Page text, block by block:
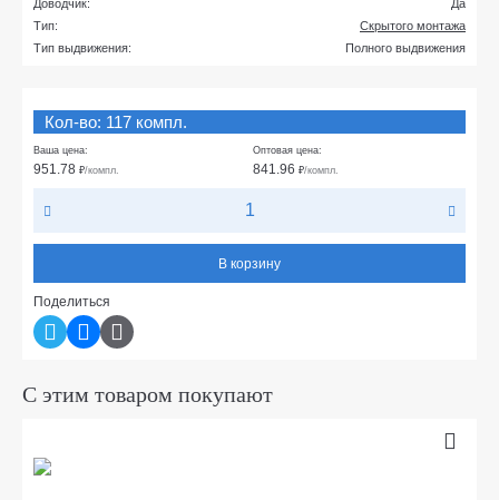
Доводчик:
Да
Тип:
Скрытого монтажа
Тип выдвижения:
Полного выдвижения
Кол-во: 117 компл.
Ваша цена:
951.78 ₽/компл.
Оптовая цена:
841.96 ₽/компл.
В корзину
Поделиться
С этим товаром покупают